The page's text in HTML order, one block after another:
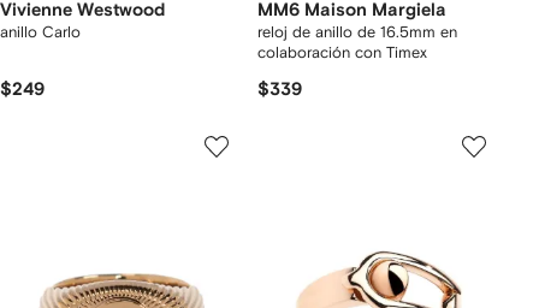
Vivienne Westwood
anillo Carlo
$249
MM6 Maison Margiela
reloj de anillo de 16.5mm en
colaboración con Timex
$339